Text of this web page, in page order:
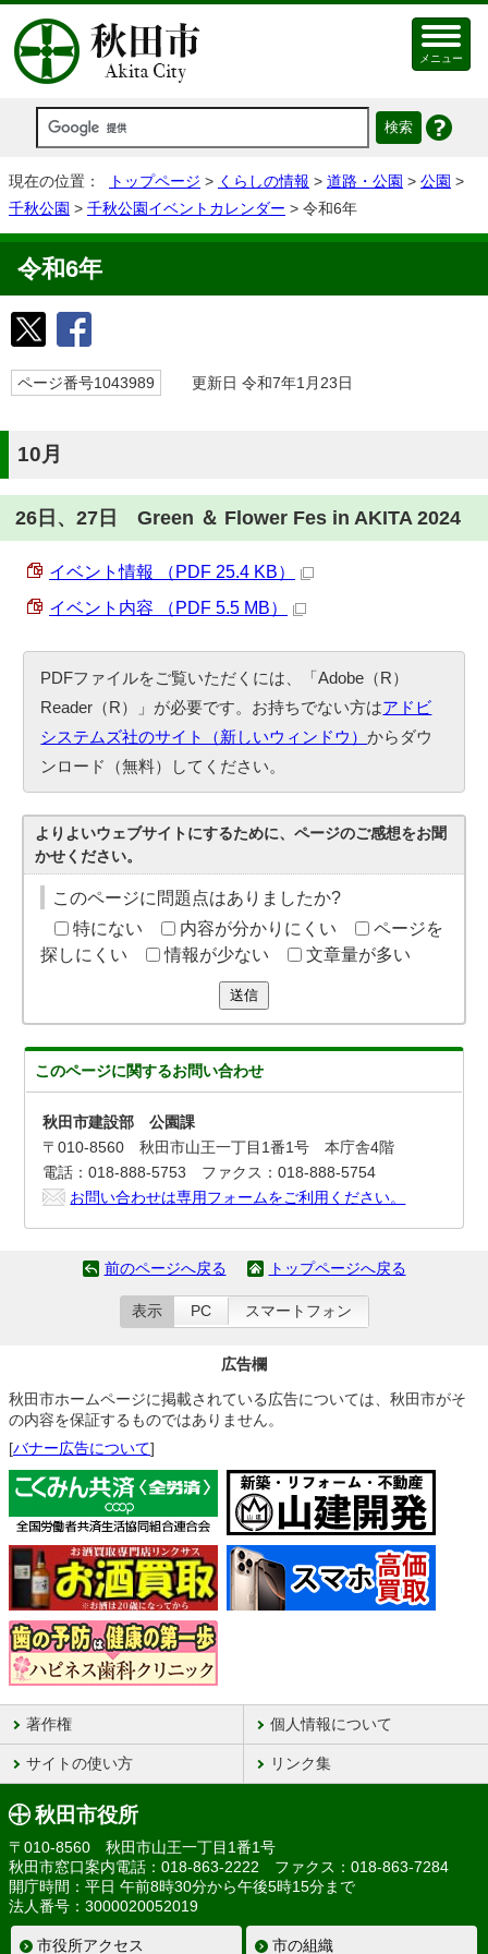
メニュー
現在の位置： トップページ > くらしの情報 > 道路・公園 > 公園 >
千秋公園 > 千秋公園イベントカレンダー > 令和6年
令和6年
ページ番号1043989 更新日 令和7年1月23日
10月
26日、27日 Green ＆ Flower Fes in AKITA 2024
イベント情報 （PDF 25.4 KB）
イベント内容 （PDF 5.5 MB）
PDFファイルをご覧いただくには、「Adobe（R）
Reader（R）」が必要です。お持ちでない方はアドビ
システムズ社のサイト（新しいウィンドウ）からダウ
ンロード（無料）してください。
よりよいウェブサイトにするために、ページのご感想をお聞
かせください。
このページに問題点はありましたか?
特にない
内容が分かりにくい
ページを
探しにくい
情報が少ない 文章量が多い
送信
このページに関するお問い合わせ
秋田市建設部 公園課
〒010-8560 秋田市山王一丁目1番1号 本庁舎4階
電話：018-888-5753 ファクス：018-888-5754
お問い合わせは専用フォームをご利用ください。
前のページへ戻る トップページへ戻る
表示 PC スマートフォン
広告欄
秋田市ホームページに掲載されている広告については、秋田市がそ
の内容を保証するものではありません。
[バナー広告について]
著作権 個人情報について
サイトの使い方 リンク集
秋田市役所
〒010-8560 秋田市山王一丁目1番1号
秋田市窓口案内電話：018-863-2222 ファクス：018-863-7284
開庁時間：平日 午前8時30分から午後5時15分まで
法人番号：3000020052019
市役所アクセス 市の組織